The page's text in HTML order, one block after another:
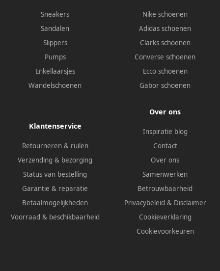
Sneakers
Sandalen
Slippers
Pumps
Enkellaarsjes
Wandelschoenen
Nike schoenen
Adidas schoenen
Clarks schoenen
Converse schoenen
Ecco schoenen
Gabor schoenen
Klantenservice
Retourneren & ruilen
Verzending & bezorging
Status van bestelling
Garantie & reparatie
Betaalmogelijkheden
Voorraad & beschikbaarheid
Over ons
Inspiratie blog
Contact
Over ons
Samenwerken
Betrouwbaarheid
Privacybeleid & Disclaimer
Cookieverklaring
Cookievoorkeuren